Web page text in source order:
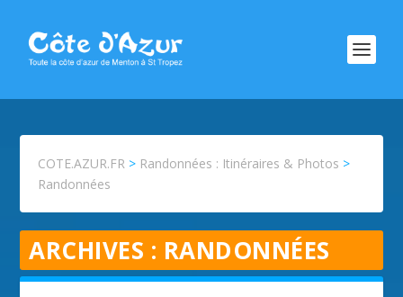
COTE.AZUR.FR > Randonnées : Itinéraires & Photos >
Randonnées
ARCHIVES : RANDONNÉES